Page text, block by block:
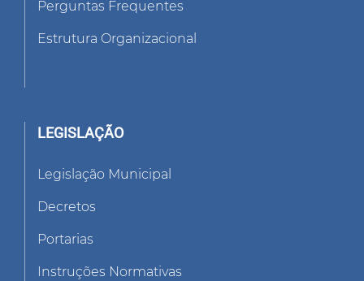
Perguntas Frequentes
Estrutura Organizacional
LEGISLAÇÃO
Legislação Municipal
Decretos
Portarias
Instruções Normativas